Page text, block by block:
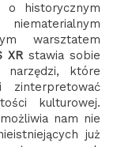
o historycznym
warsztatem
XRstawia sobie
które
kulturowej.
nam nie
już